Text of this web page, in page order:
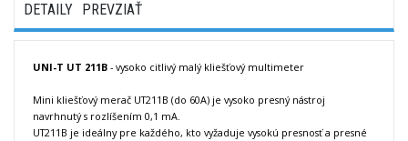
DETAILY PREVZIAŤ
UNI-T UT 211B - vysoko citlivý malý kliešťový multimeter
Mini kliešťový merač UT211B (do 60A) je vysoko presný nástroj
navrhnutý s rozlíšením 0,1 mA.
UT211B je ideálny pre každého, kto vyžaduje vysokú presnosť a presné